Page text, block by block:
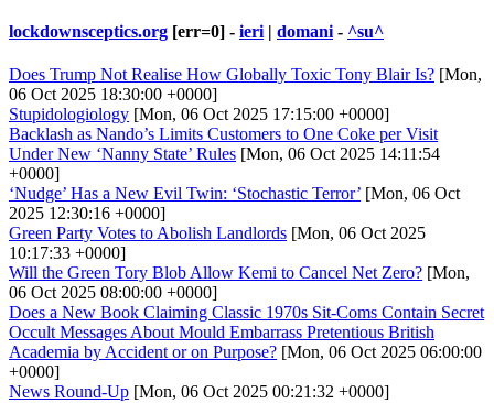
lockdownsceptics.org [err=0] - ieri | domani - ^su^
Does Trump Not Realise How Globally Toxic Tony Blair Is? [Mon,
06 Oct 2025 18:30:00 +0000]
Stupidologiology [Mon, 06 Oct 2025 17:15:00 +0000]
Backlash as Nando’s Limits Customers to One Coke per Visit
Under New ‘Nanny State’ Rules [Mon, 06 Oct 2025 14:11:54
+0000]
‘Nudge’ Has a New Evil Twin: ‘Stochastic Terror’ [Mon, 06 Oct
2025 12:30:16 +0000]
Green Party Votes to Abolish Landlords [Mon, 06 Oct 2025
10:17:33 +0000]
Will the Green Tory Blob Allow Kemi to Cancel Net Zero? [Mon,
06 Oct 2025 08:00:00 +0000]
Does a New Book Claiming Classic 1970s Sit-Coms Contain Secret
Occult Messages About Mould Embarrass Pretentious British
Academia by Accident or on Purpose? [Mon, 06 Oct 2025 06:00:00
+0000]
News Round-Up [Mon, 06 Oct 2025 00:21:32 +0000]